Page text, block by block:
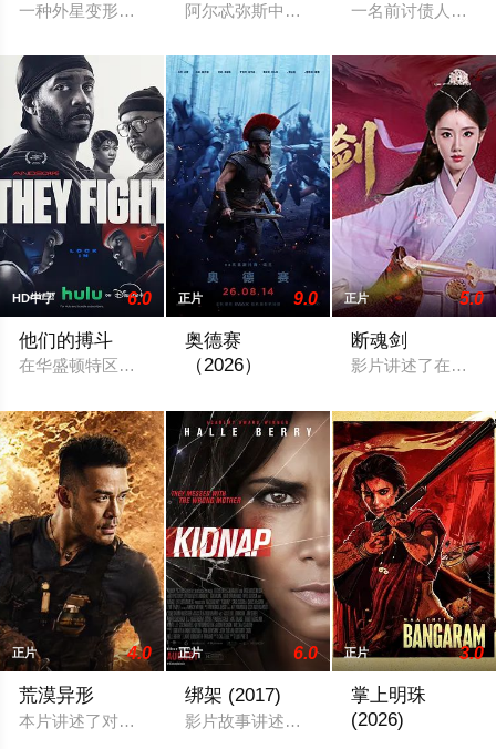
一种外星变形虫坠落到地球，并使北卡罗来纳州海岸的水生生物
阿尔忒弥斯中尉（米拉·乔沃维奇 饰）和
一名前讨债人出狱
HD中字 6.0
他们的搏斗
在华盛顿特区东南部的底层社区，一群正值青春期的黑人少年，
正片 9.0
奥德赛
（2026）
正片 5.0
断魂剑
影片讲述了在宋末
正片 4.0
荒漠异形
本片讲述了对感情真挚、心地善良的沈家驹在爱妻因病去世之后
正片 6.0
绑架 (2017)
影片故事讲述哈莉·贝瑞饰演的母亲发现
正片 3.0
掌上明珠
(2026)